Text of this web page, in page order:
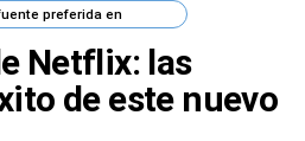
preferida en
Netflix: las
de este nuevo